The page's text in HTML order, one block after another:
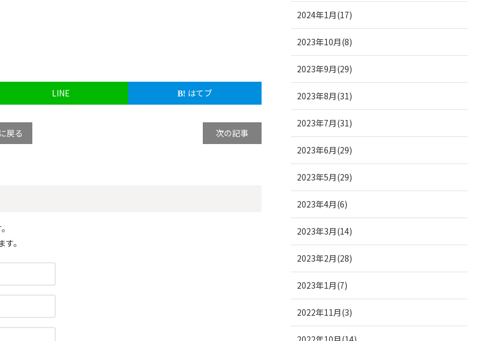
LINE はてブ
戻る 次の記事
。
2024年1月(17)
2023年10月(8)
2023年9月(29)
2023年8月(31)
2023年7月(31)
2023年6月(29)
2023年5月(29)
2023年4月(6)
2023年3月(14)
2023年2月(28)
2023年1月(7)
2022年11月(3)